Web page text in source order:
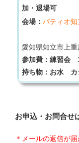
加・退場可
会場： パティオ
愛知県知立市上
参加費：練習会
持ち物：お水 カ
お申込・お問合せ
＊メールの返信が